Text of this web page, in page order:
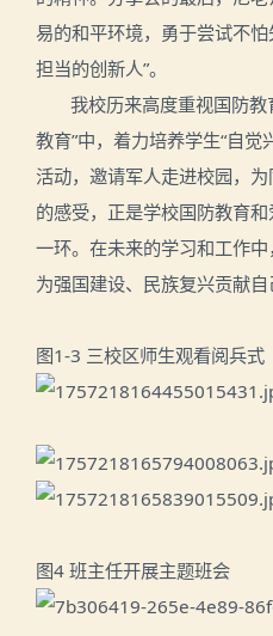
易的和平环境，勇于尝试不
担当的创新人”。
我校历来高度重视国防
教育”中，着力培养学生“自
活动，邀请军人走进校园，
的感受，正是学校国防教育
一环。在未来的学习和工作
为强国建设、民族复兴贡献自
图1-3 三校区师生观看阅兵式
图4 班主任开展主题班会